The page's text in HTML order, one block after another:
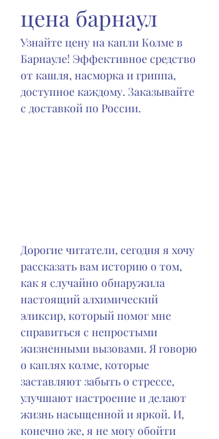
цена барнаул
Узнайте цену на капли Колме в
Барнауле! Эффективное средство
от кашля, насморка и гриппа,
доступное каждому. Заказывайте
с доставкой по России.
Дорогие читатели, сегодня я хочу
рассказать вам историю о том,
как я случайно обнаружила
настоящий алхимический
эликсир, который помог мне
справиться с непростыми
жизненными вызовами. Я говорю
о каплях колме, которые
заставляют забыть о стрессе,
улучшают настроение и делают
жизнь насыщенной и яркой. И,
конечно же, я не могу обойти